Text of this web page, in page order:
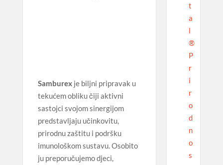
Samburexje biljni pripravak u
tekućem obliku čiji aktivni
sastojci svojom sinergijom
predstavljaju učinkovitu,
prirodnu zaštitu i podršku
imunološkom sustavu. Osobito
ju preporučujemo djeci,
t
a
l
®
P
r
i
r
o
d
n
o
s